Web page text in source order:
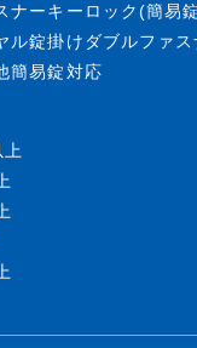
ナーキーロック(簡易
ル錠掛けダブルファ
簡易錠対応